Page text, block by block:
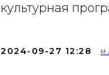
культурная
2024-09-27 12:28